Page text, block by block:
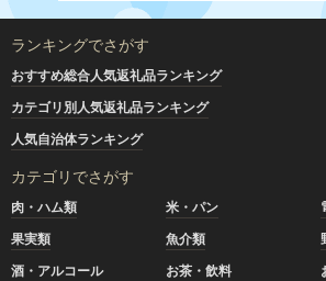
ランキングでさがす
おすすめ総合人気返礼品ランキング
カテゴリ別人気返礼品ランキング
人気自治体ランキング
カテゴリでさがす
肉・ハム類 米・パン
果実類
魚介類
酒・アルコール
お茶・飲料